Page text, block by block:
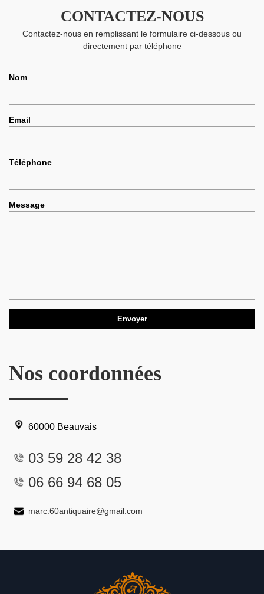
CONTACTEZ-NOUS
Contactez-nous en remplissant le formulaire ci-dessous ou
directement par téléphone
Nom
Email
Téléphone
Message
Nos coordonnées
60000 Beauvais
03 59 28 42 38
06 66 94 68 05
marc.60antiquaire@gmail.com